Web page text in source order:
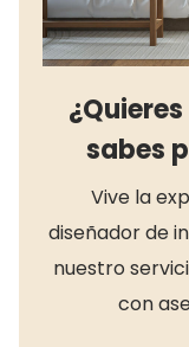
sabes
Vive la
diseñador de
nuestro
con